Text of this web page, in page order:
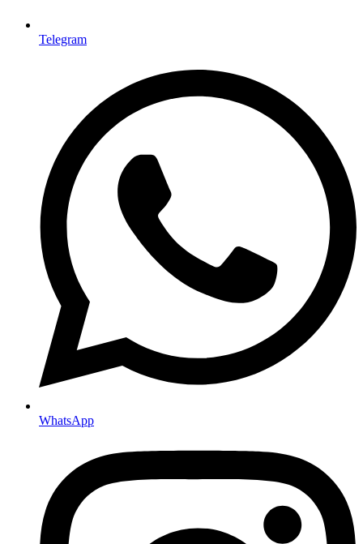
Telegram
WhatsApp